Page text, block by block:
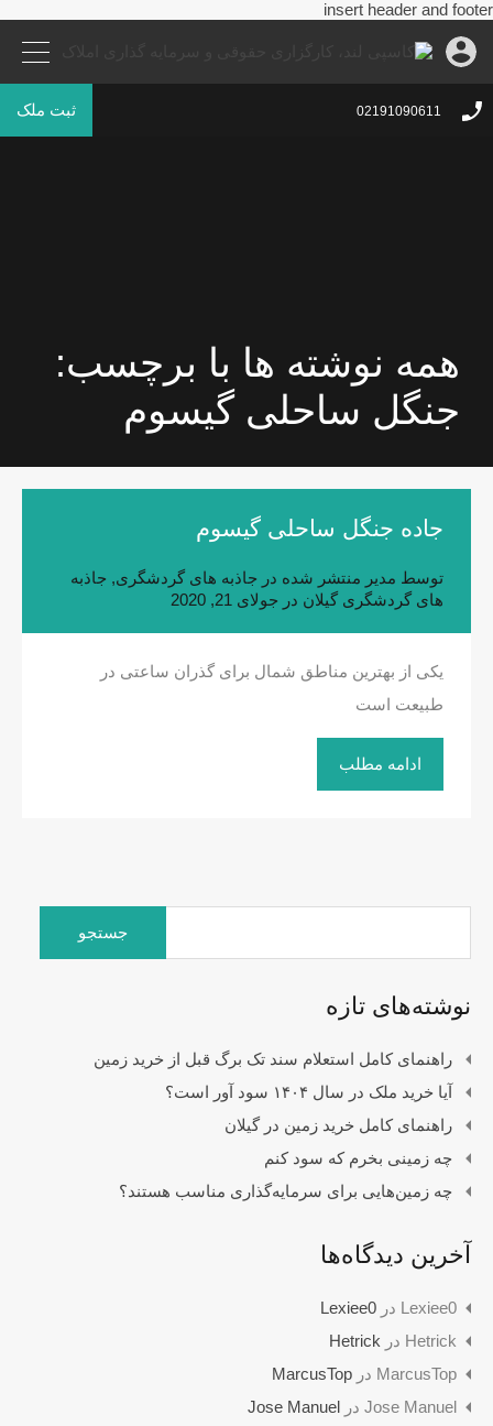
insert header and footer
02191090611 ثبت ملک
همه نوشته ها با برچسب:
جنگل ساحلی گیسوم
جاده جنگل ساحلی گیسوم
توسط مدیر منتشر شده در جاذبه های گردشگری, جاذبه
های گردشگری گیلان در جولای 21, 2020
یکی از بهترین مناطق شمال برای گذران ساعتی در
طبیعت است
ادامه مطلب
نوشته‌های تازه
راهنمای کامل استعلام سند تک برگ قبل از خرید زمین
آیا خرید ملک در سال ۱۴۰۴ سود آور است؟
راهنمای کامل خرید زمین در گیلان
چه زمینی بخرم که سود کنم
چه زمین‌هایی برای سرمایه‌گذاری مناسب هستند؟
آخرین دیدگاه‌ها
Lexiee0 در Lexiee0
Hetrick در Hetrick
MarcusTop در MarcusTop
Jose Manuel در Jose Manuel